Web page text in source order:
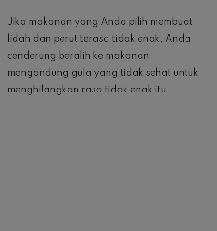
Jika makanan yang Anda pilih membuat
lidah dan perut terasa tidak enak, Anda
cenderung beralih ke makanan
mengandung gula yang tidak sehat untuk
menghilangkan rasa tidak enak itu.